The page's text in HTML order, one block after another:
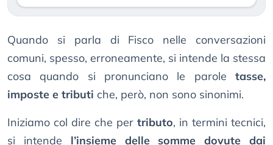
Quando si parla di Fisco nelle conversazioni
comuni, spesso, erroneamente, si intende la stessa
cosa quando si pronunciano le parole tasse,
imposte e tributi che, però, non sono sinonimi.
Iniziamo col dire che per tributo, in termini tecnici,
si intende l’insieme delle somme dovute dai